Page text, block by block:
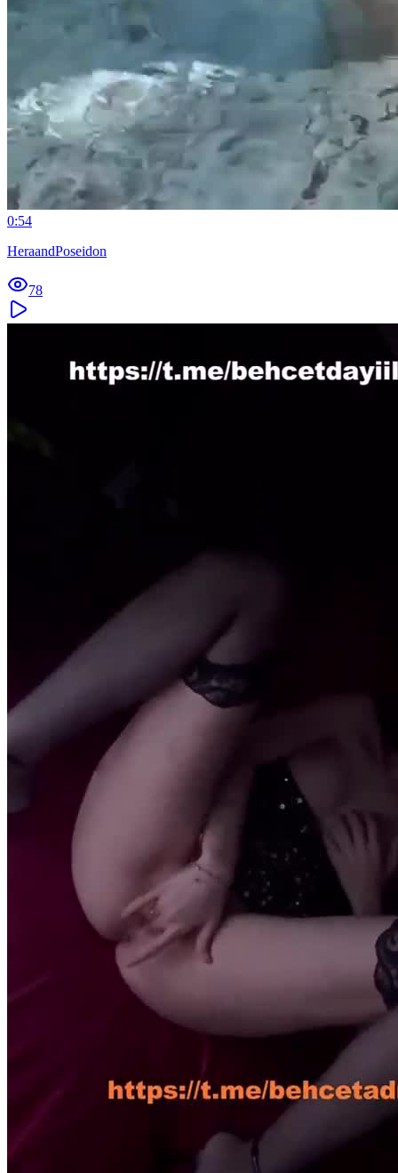
0:54
HeraandPoseidon
78